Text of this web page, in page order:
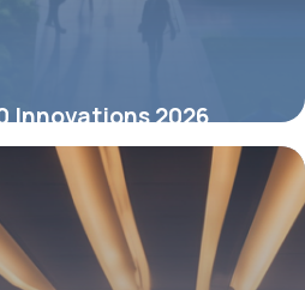
Innovations 2026